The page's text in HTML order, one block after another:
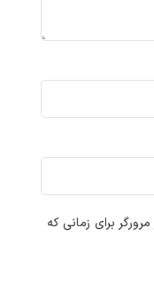
برای زمانی که